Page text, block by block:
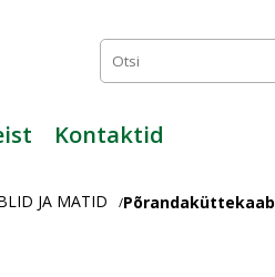
Kontaktid
JA MATID /